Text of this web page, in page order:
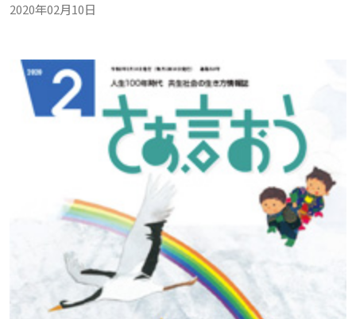
2020年02月10日